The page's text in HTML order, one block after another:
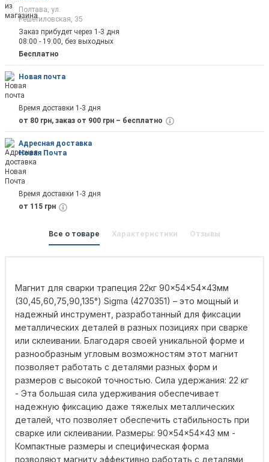
Полтава, ул.
Решетиловская, 35
Заказ прибудет через 1-3 дня
08:00 - 19:00, без выходных
Бесплатно
Новая почта
Время доставки 1-3 дня
от 80 грн, заказ от 900 грн – бесплатно
Адресная доставка
Новая Почта
Время доставки 1-3 дня
от 115 грн
Все о товаре Характеристики Отзывы
Магнит для сварки трапеция 22кг 90×54×54×43мм
(30,45,60,75,90,135°) Sigma (4270351) – это мощный и
надежный инструмент, разработанный для фиксации
металлических деталей в разных позициях при сварке
или склеивании. Благодаря своей уникальной форме и
разнообразным угловым возможностям этот магнит
позволяет работать с деталями разных форм и
размеров с высокой точностью. Сила удержания: 22 кг
- Эта большая сила удерживания обеспечивает
надежную фиксацию даже тяжелых металлических
деталей, что позволяет обеспечить стабильность при
сварке или склеивании. Размеры: 90×54×54×43 мм -
Компактные размеры и специфическая форма
позволяют магниту эффективно работать с деталями